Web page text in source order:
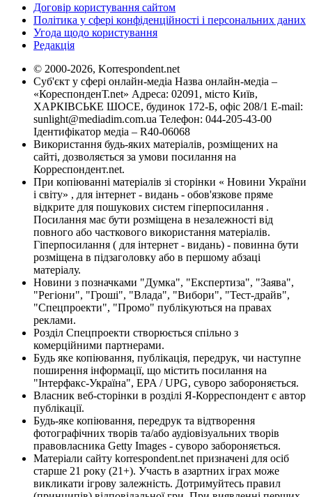
Договір користування сайтом
Політика у сфері конфіденційності і персональних даних
Угода щодо користування
Редакція
© 2000-2026, Korrespondent.net
Суб'єкт у сфері онлайн-медіа Назва онлайн-медіа –
«КореспонденТ.net» Адреса: 02091, місто Київ,
ХАРКІВСЬКЕ ШОСЕ, будинок 172-Б, офіс 208/1 E-mail:
sunlight@mediadim.com.ua Телефон: 044-205-43-00
Ідентифікатор медіа – R40-06068
Використання будь-яких матеріалів, розміщених на
сайті, дозволяється за умови посилання на
Корреспондент.net.
При копіюванні матеріалів зі сторінки « Новини України
і світу» , для інтернет - видань - обов'язкове пряме
відкрите для пошукових систем гіперпосилання .
Посилання має бути розміщена в незалежності від
повного або часткового використання матеріалів.
Гіперпосилання ( для інтернет - видань) - повинна бути
розміщена в підзаголовку або в першому абзаці
матеріалу.
Новини з позначками "Думка", "Експертиза", "Заява",
"Регіони", "Гроші", "Влада", "Вибори", "Тест-драйв",
"Спецпроекти", "Промо" публікуються на правах
реклами.
Розділ Спецпроекти створюється спільно з
комерційними партнерами.
Будь яке копіювання, публікація, передрук, чи наступне
поширення інформації, що містить посилання на
"Інтерфакс-Україна", EPA / UPG, суворо забороняється.
Власник веб-сторінки в розділі Я-Корреспондент є автор
публікації.
Будь-яке копіювання, передрук та відтворення
фотографічних творів та/або аудіовізуальних творів
правовласника Getty Images - суворо забороняється.
Матеріали сайту korrespondent.net призначені для осіб
старше 21 року (21+). Участь в азартних іграх може
викликати ігрову залежність. Дотримуйтесь правил